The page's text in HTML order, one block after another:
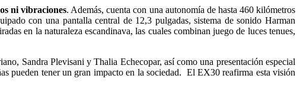
ni vibraciones. Además, cuenta con una autonomía de hasta 460 kilómetros
con una pantalla central de 12,3 pulgadas, sistema de sonido Harman
en la naturaleza escandinava, las cuales combinan juego de luces tenues,
Sandra Plevisani y Thalia Echecopar, así como una presentación especial
pueden tener un gran impacto en la sociedad. El EX30 reafirma esta visión